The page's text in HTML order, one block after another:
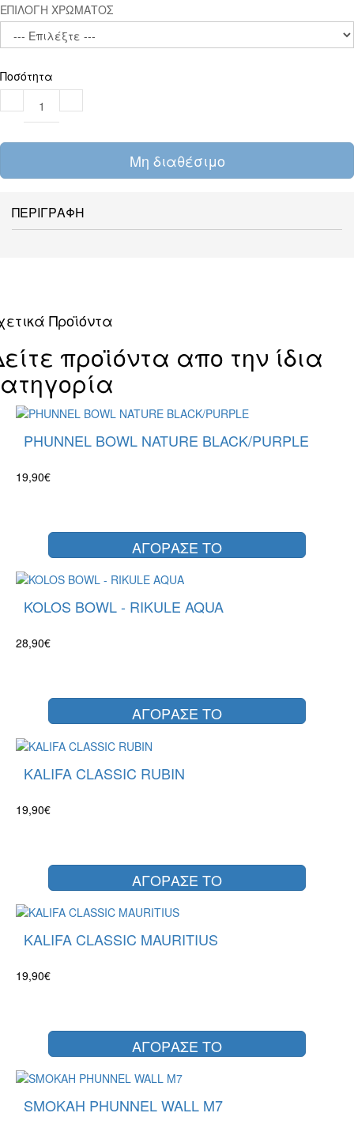
ΕΠΙΛΟΓΗ ΧΡΩΜΑΤΟΣ
Ποσότητα
Μη διαθέσιμο
ΠΕΡΙΓΡΑΦΗ
Προϊόντα
προϊόντα απο την ίδια
PHUNNEL BOWL NATURE BLACK/PURPLE
19,90€
ΑΓΟΡΑΣΕ ΤΟ
KOLOS BOWL - RIKULE AQUA
28,90€
ΑΓΟΡΑΣΕ ΤΟ
KALIFA CLASSIC RUBIN
19,90€
ΑΓΟΡΑΣΕ ΤΟ
KALIFA CLASSIC MAURITIUS
19,90€
ΑΓΟΡΑΣΕ ΤΟ
SMOKAH PHUNNEL WALL M7